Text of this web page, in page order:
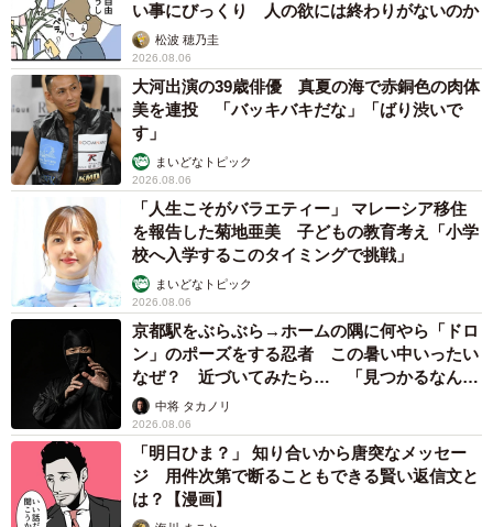
い事にびっくり 人の欲には終わりがないのか
松波 穂乃圭
2026.08.06
大河出演の39歳俳優 真夏の海で赤銅色の肉体
美を連投 「バッキバキだな」「ばり渋いで
す」
まいどなトピック
2026.08.06
「人生こそがバラエティー」 マレーシア移住
を報告した菊地亜美 子どもの教育考え「小学
校へ入学するこのタイミングで挑戦」
まいどなトピック
2026.08.06
京都駅をぶらぶら→ホームの隅に何やら「ドロ
ン」のポーズをする忍者 この暑い中いったい
なぜ？ 近づいてみたら… 「見つかるなんて
未熟」中将 タカノリ
2026.08.06
「明日ひま？」 知り合いから唐突なメッセー
ジ 用件次第で断ることもできる賢い返信文と
は？【漫画】